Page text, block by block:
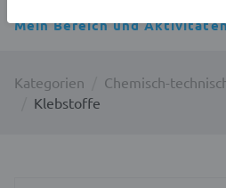
Mein Bereich und
Kategorien
Chemisch-
Klebstoffe